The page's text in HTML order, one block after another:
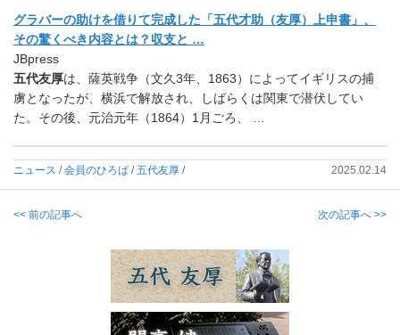
グラバーの助けを借りて完成した「五代才助（友厚）上申書」、
その驚くべき内容とは？収支と …
JBpress
五代友厚は、薩英戦争（文久3年、1863）によってイギリスの捕
虜となったが、横浜で解放され、しばらくは関東で潜伏してい
た。その後、元治元年（1864）1月ごろ、 …
ニュース /会員のひろば /五代友厚 / 2025.02.14
<< 前の記事へ 次の記事へ >>